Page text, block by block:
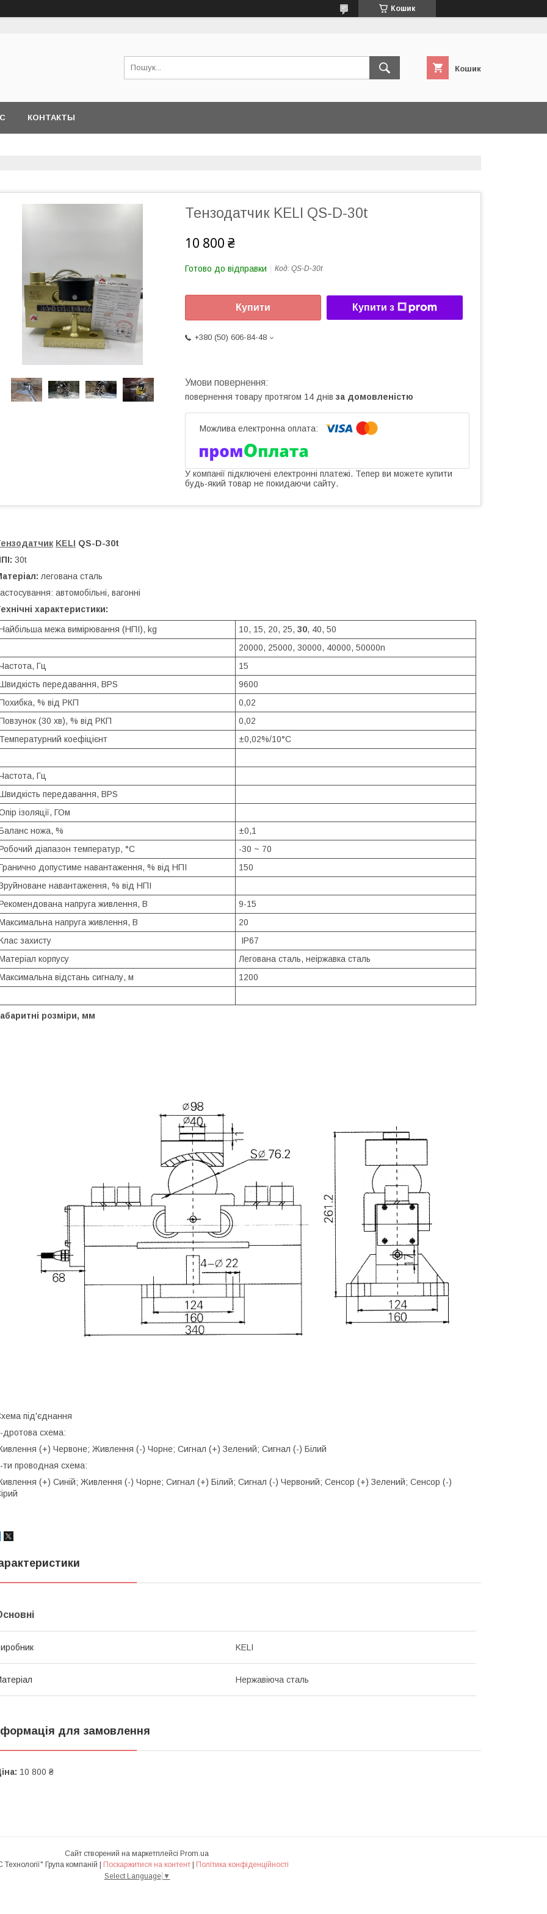
Кошик
Кошик
КОНТАКТЫ
Тензодатчик KELI QS-D-30t
10 800 ₴
Готово до відправки Код: QS-D-30t
Купити Купити з
+380 (50) 606-84-48
повернення товару протягом 14 днів за домовленістю
У компанії підключені електронні платежі. Тепер ви можете купити
будь-який товар не покидаючи сайту.
KELI QS-D-30t
30t
легована сталь
автомобільні, вагонні
характеристики:
межа вимірювання (НПІ), kg 10, 15, 20, 25, 30, 40, 50
20000, 25000, 30000, 40000, 50000n
Гц
15
передавання, BPS
9600
% від РКП
0,02
(30 хв), % від РКП
0,02
коефіцієнт
±0,02%/10°C
Гц
передавання, BPS
ізоляції, ГОм
ножа, %
±0,1
діапазон температур, °C
-30 ~ 70
допустиме навантаження, % від НПІ
150
навантаження, % від НПІ
напруга живлення, В
9-15
напруга живлення, В
20
захисту
IP67
корпусу
Легована сталь, неіржавка сталь
відстань сигналу, м
1200
розміри, мм
під'єднання
дротова схема:
(+) Червоне; Живлення (-) Чорне; Сигнал (+) Зелений; Сигнал (-) Білий
ти проводная схема:
(+) Синій; Живлення (-) Чорне; Сигнал (+) Білий; Сигнал (-) Червоний; Сенсор (+) Зелений; Сенсор (-)
KELI
Нержавіюча сталь
для замовлення
10 800 ₴
Сайт створений на маркетплейсі Prom.ua
Поскаржитися на контент
Політика конфіденційності
Select Language ▼